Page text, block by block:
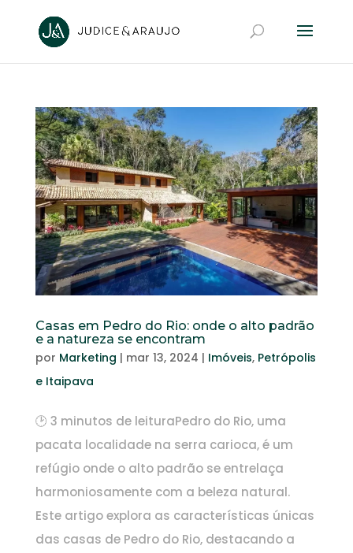
Casas em Pedro do Rio: onde o alto padrão
e a natureza se encontram
por Marketing | mar 13, 2024 | Imóveis, Petrópolis
e Itaipava
🕑 3 minutos de leituraPedro do Rio, uma
pacata localidade na serra carioca, é um
refúgio onde o alto padrão se entrelaça
harmoniosamente com a beleza natural.
Este artigo explora as características únicas
das casas de Pedro do Rio, destacando a